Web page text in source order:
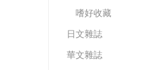
嗜好收藏
日文雜誌
華文雜誌